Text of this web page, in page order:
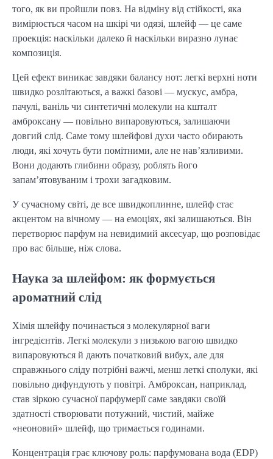
того, як ви пройшли повз. На відміну від стійкості, яка
вимірюється часом на шкірі чи одязі, шлейф — це саме
проекція: наскільки далеко й наскільки виразно лунає
композиція.
Цей ефект виникає завдяки балансу нот: легкі верхні ноти
швидко розлітаються, а важкі базові — мускус, амбра,
пачулі, ваніль чи синтетичні молекули на кшталт
амброксану — повільно випаровуються, залишаючи
довгий слід. Саме тому шлейфові духи часто обирають
люди, які хочуть бути помітними, але не нав’язливими.
Вони додають глибини образу, роблять його
запам’ятовуваним і трохи загадковим.
У сучасному світі, де все швидкоплинне, шлейф стає
акцентом на вічному — на емоціях, які залишаються. Він
перетворює парфум на невидимий аксесуар, що розповідає
про вас більше, ніж слова.
Наука за шлейфом: як формується
ароматний слід
Хімія шлейфу починається з молекулярної ваги
інгредієнтів. Легкі молекули з низькою вагою швидко
випаровуються й дають початковий вибух, але для
справжнього сліду потрібні важчі, менш леткі сполуки, які
повільно дифундують у повітрі. Амброксан, наприклад,
став зіркою сучасної парфумерії саме завдяки своїй
здатності створювати потужний, чистий, майже
«неоновий» шлейф, що тримається годинами.
Концентрація грає ключову роль: парфумована вода (EDP)